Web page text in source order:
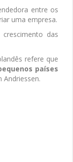
entre os
uma empresa.
das
refere que
países
Andriessen.